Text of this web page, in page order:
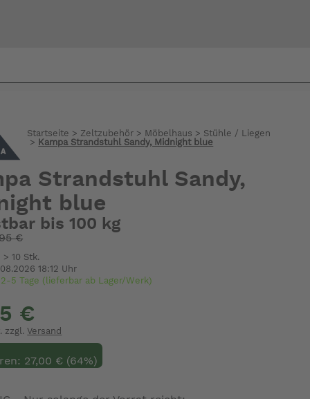
Startseite > Zeltzubehör > Möbelhaus > Stühle / Liegen
>
Kampa Strandstuhl Sandy, Midnight blue
Strandstuhl Sandy,
blue
bis 100 kg
€
10 Stk.
18:12 Uhr
5 Tage (lieferbar ab Lager/Werk)
€
zzgl. Versand
27,00 € (64%)